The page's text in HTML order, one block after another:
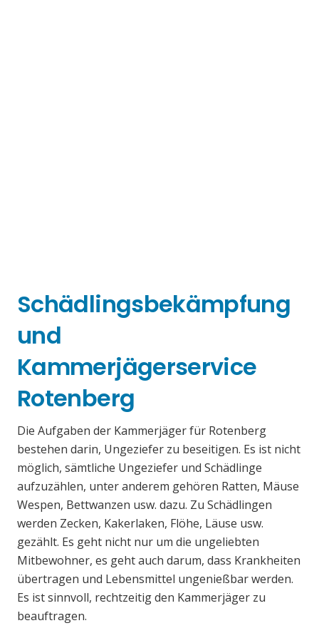
Schädlingsbekämpfung
und
Kammerjägerservice
Rotenberg
Die Aufgaben der Kammerjäger für Rotenberg
bestehen darin, Ungeziefer zu beseitigen. Es ist nicht
möglich, sämtliche Ungeziefer und Schädlinge
aufzuzählen, unter anderem gehören Ratten, Mäuse
Wespen, Bettwanzen usw. dazu. Zu Schädlingen
werden Zecken, Kakerlaken, Flöhe, Läuse usw.
gezählt. Es geht nicht nur um die ungeliebten
Mitbewohner, es geht auch darum, dass Krankheiten
übertragen und Lebensmittel ungenießbar werden.
Es ist sinnvoll, rechtzeitig den Kammerjäger zu
beauftragen.